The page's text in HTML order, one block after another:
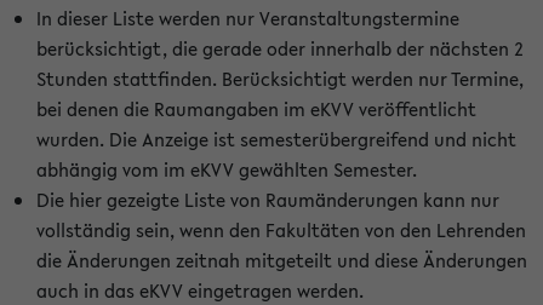
In dieser Liste werden nur Veranstaltungstermine
berücksichtigt, die gerade oder innerhalb der nächsten 2
Stunden stattfinden. Berücksichtigt werden nur Termine,
bei denen die Raumangaben im eKVV veröffentlicht
wurden. Die Anzeige ist semesterübergreifend und nicht
abhängig vom im eKVV gewählten Semester.
Die hier gezeigte Liste von Raumänderungen kann nur
vollständig sein, wenn den Fakultäten von den Lehrenden
die Änderungen zeitnah mitgeteilt und diese Änderungen
auch in das eKVV eingetragen werden.